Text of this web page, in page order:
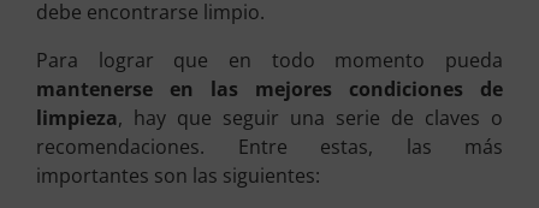
debe encontrarse limpio.
Para lograr que en todo momento pueda
mantenerse en las mejores condiciones de
limpieza, hay que seguir una serie de claves o
recomendaciones. Entre estas, las más
importantes son las siguientes: